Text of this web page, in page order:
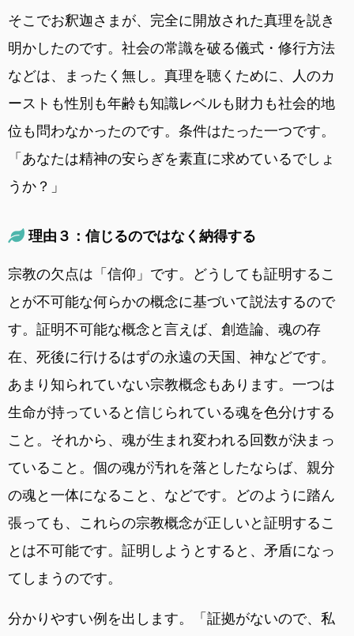
そこでお釈迦さまが、完全に開放された真理を説き
明かしたのです。社会の常識を破る儀式・修行方法
などは、まったく無し。真理を聴くために、人のカ
ーストも性別も年齢も知識レベルも財力も社会的地
位も問わなかったのです。条件はたった一つです。
「あなたは精神の安らぎを素直に求めているでしょ
うか？」
理由３：信じるのではなく納得する
宗教の欠点は「信仰」です。どうしても証明するこ
とが不可能な何らかの概念に基づいて説法するので
す。証明不可能な概念と言えば、創造論、魂の存
在、死後に行けるはずの永遠の天国、神などです。
あまり知られていない宗教概念もあります。一つは
生命が持っていると信じられている魂を色分けする
こと。それから、魂が生まれ変われる回数が決まっ
ていること。個の魂が汚れを落としたならば、親分
の魂と一体になること、などです。どのように踏ん
張っても、これらの宗教概念が正しいと証明するこ
とは不可能です。証明しようとすると、矛盾になっ
てしまうのです。
分かりやすい例を出します。「証拠がないので、私